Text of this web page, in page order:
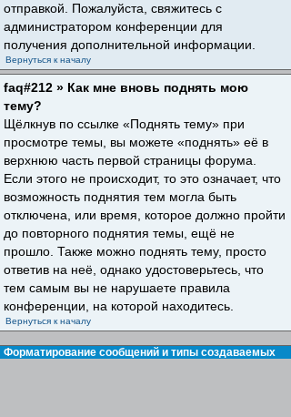
отправкой. Пожалуйста, свяжитесь с
администратором конференции для
получения дополнительной информации.
Вернуться к началу
faq#212 » Как мне вновь поднять мою
тему?
Щёлкнув по ссылке «Поднять тему» при
просмотре темы, вы можете «поднять» её в
верхнюю часть первой страницы форума.
Если этого не происходит, то это означает, что
возможность поднятия тем могла быть
отключена, или время, которое должно пройти
до повторного поднятия темы, ещё не
прошло. Также можно поднять тему, просто
ответив на неё, однако удостоверьтесь, что
тем самым вы не нарушаете правила
конференции, на которой находитесь.
Вернуться к началу
Форматирование сообщений и типы создаваемых